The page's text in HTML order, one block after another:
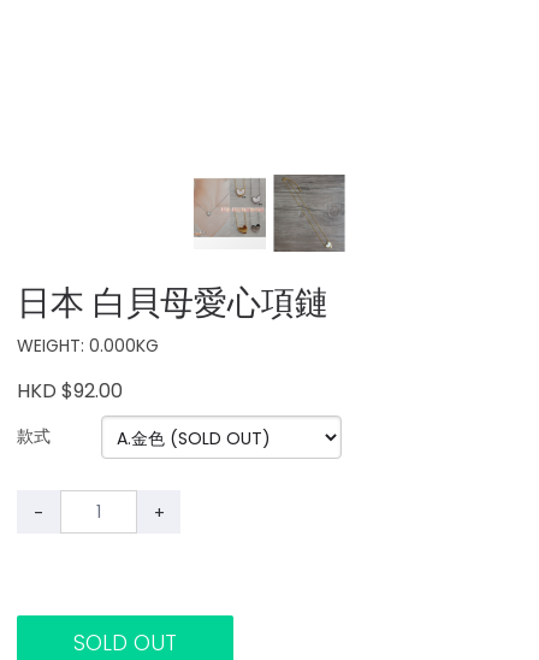
日本 白貝母愛心項鏈
WEIGHT: 0.000KG
HKD $92.00
款式
- +
SOLD OUT